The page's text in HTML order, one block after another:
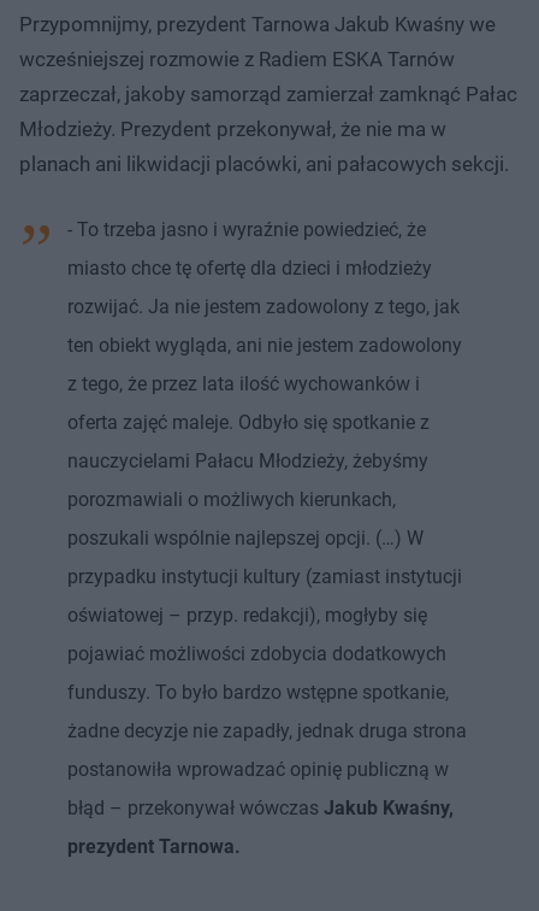
Przypomnijmy, prezydent Tarnowa Jakub Kwaśny we
wcześniejszej rozmowie z Radiem ESKA Tarnów
zaprzeczał, jakoby samorząd zamierzał zamknąć Pałac
Młodzieży. Prezydent przekonywał, że nie ma w
planach ani likwidacji placówki, ani pałacowych sekcji.
- To trzeba jasno i wyraźnie powiedzieć, że
miasto chce tę ofertę dla dzieci i młodzieży
rozwijać. Ja nie jestem zadowolony z tego, jak
ten obiekt wygląda, ani nie jestem zadowolony
z tego, że przez lata ilość wychowanków i
oferta zajęć maleje. Odbyło się spotkanie z
nauczycielami Pałacu Młodzieży, żebyśmy
porozmawiali o możliwych kierunkach,
poszukali wspólnie najlepszej opcji. (…) W
przypadku instytucji kultury (zamiast instytucji
oświatowej – przyp. redakcji), mogłyby się
pojawiać możliwości zdobycia dodatkowych
funduszy. To było bardzo wstępne spotkanie,
żadne decyzje nie zapadły, jednak druga strona
postanowiła wprowadzać opinię publiczną w
błąd – przekonywał wówczas Jakub Kwaśny,
prezydent Tarnowa.